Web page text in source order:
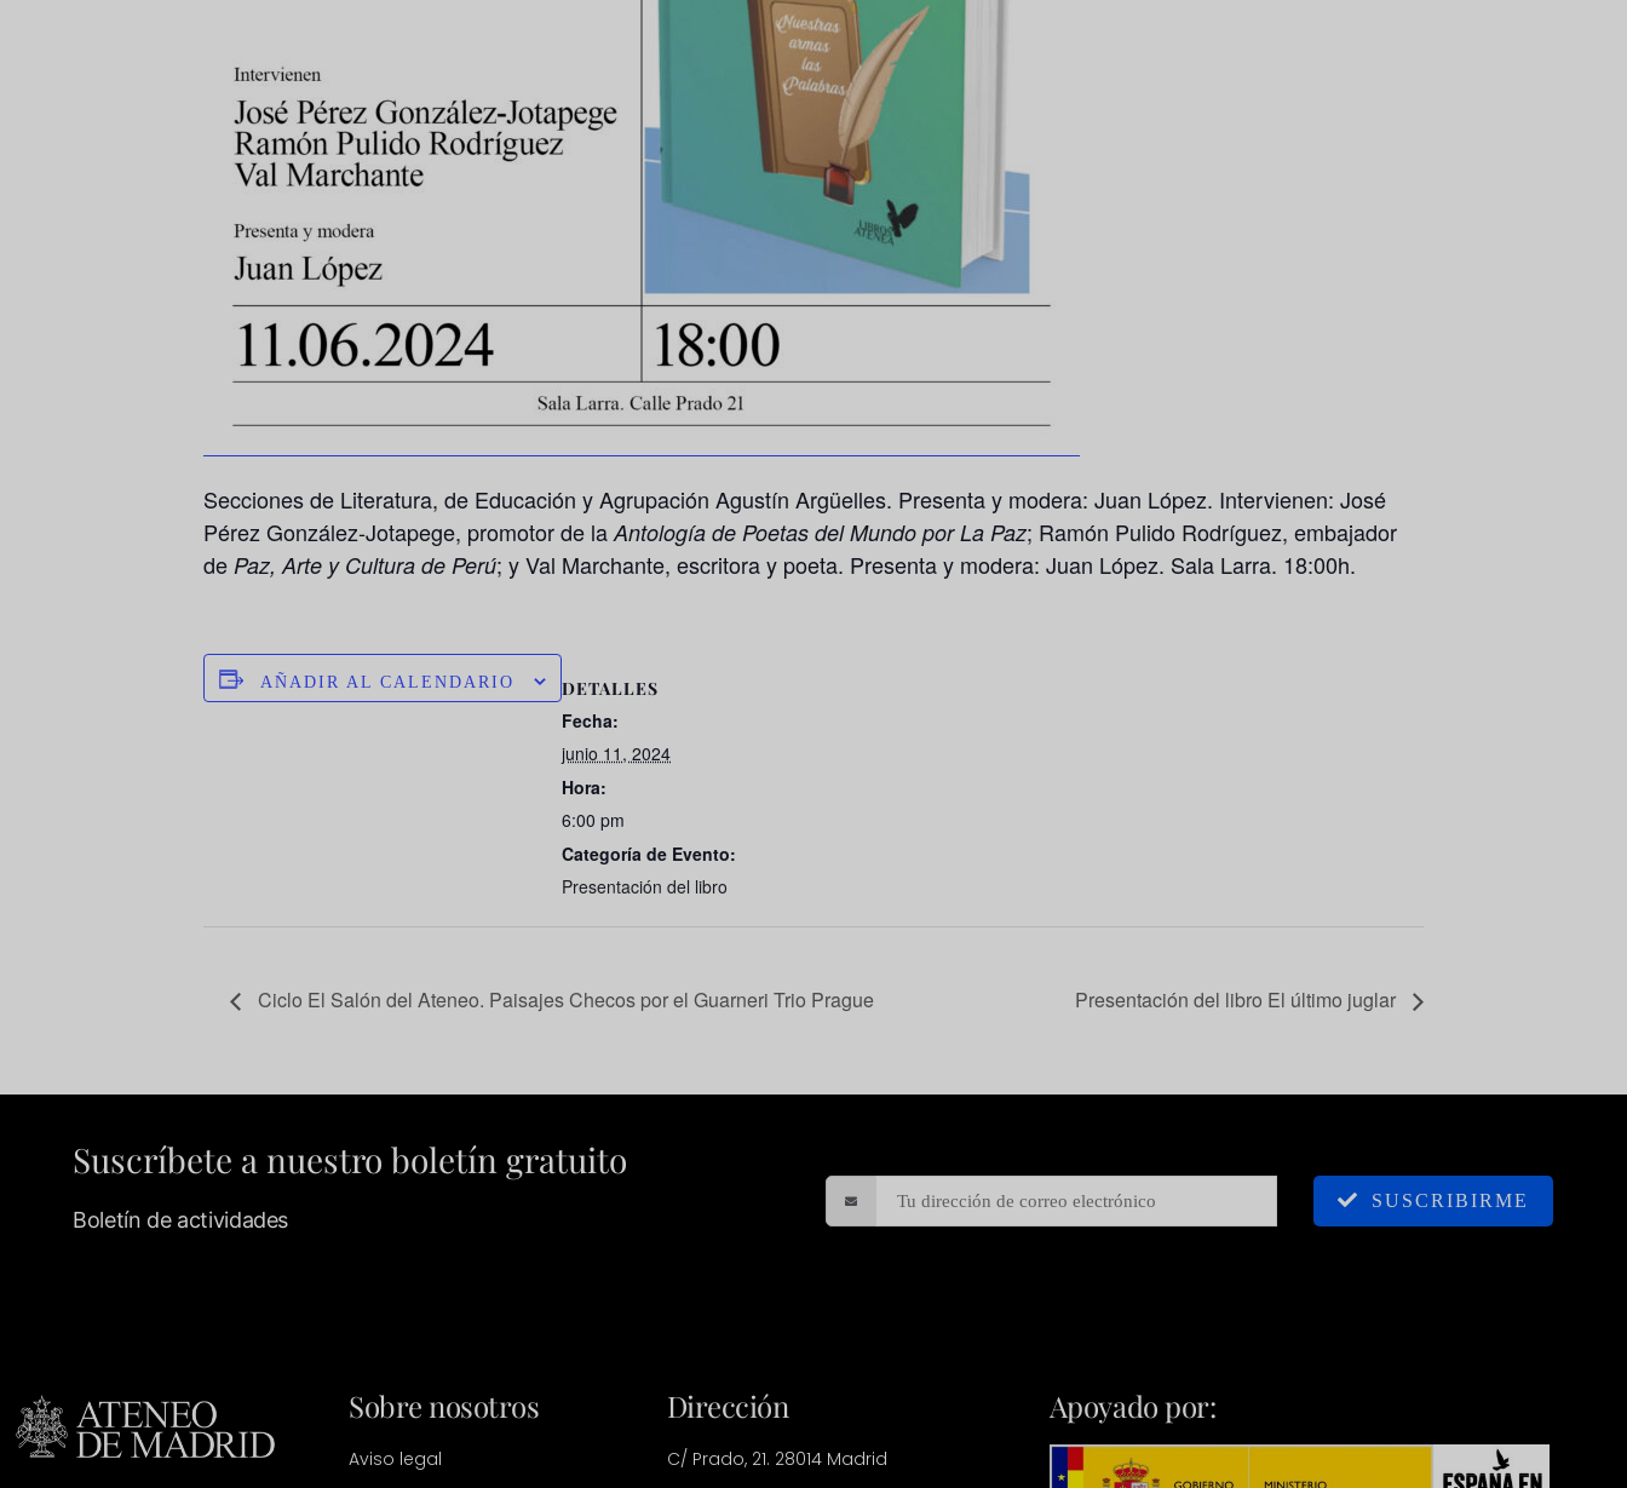
Secciones de Literatura, de Educación y Agrupación Agustín Argüelles. Presenta y modera: Juan López. Intervienen: José
Pérez González-Jotapege, promotor de laAntología de Poetas del Mundo por La Paz; Ramón Pulido Rodríguez, embajador
de Paz, Arte y Cultura de Perú; y Val Marchante, escritora y poeta. Presenta y modera: Juan López. Sala Larra. 18:00h.
AÑADIR AL CALENDARIO DETALLES
Fecha:
junio 11, 2024
Hora:
6:00 pm
Categoría de Evento:
Presentación del libro
Ciclo El Salón del Ateneo. Paisajes Checos por el Guarneri Trio Prague Presentación del libro El último juglar
Suscríbete a nuestro boletín gratuito
Boletín de actividades
SUSCRIBIRME
Sobre nosotros
Aviso legal
Dirección
C/ Prado, 21. 28014 Madrid
Apoyado por: